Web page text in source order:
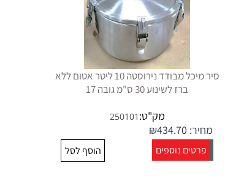
סיר מיכל מבודד נירוסטה 10 ליטר אטום ללא
ברז לשינוע 30 ס"מ גובה 17
מק"ט: 250101
מחיר: ₪434.70
פרטים נוספים הוסף לסל